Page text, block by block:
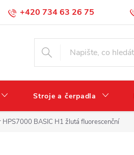
+420 734 63 26 75
Podmínky ochrany osobních údajů
Stroje a čerpadla
BASIC H1 žlutá fluorescenční